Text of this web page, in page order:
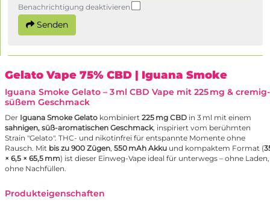
Benachrichtigung deaktivieren
Senden
Gelato Vape 75% CBD | Iguana Smoke
Iguana Smoke Gelato – 3 ml CBD Vape mit 225 mg & cremig-
süßem Geschmack
Der Iguana Smoke Gelato kombiniert 225 mg CBD in 3 ml mit einem
sahnigen, süß-aromatischen Geschmack, inspiriert vom berühmten
Strain "Gelato". THC- und nikotinfrei für entspannte Momente ohne
Rausch. Mit bis zu 900 Zügen, 550 mAh Akku und kompaktem Format (
× 6,5 × 65,5 mm) ist dieser Einweg-Vape ideal für unterwegs – ohne Laden,
ohne Nachfüllen.
Produkteigenschaften